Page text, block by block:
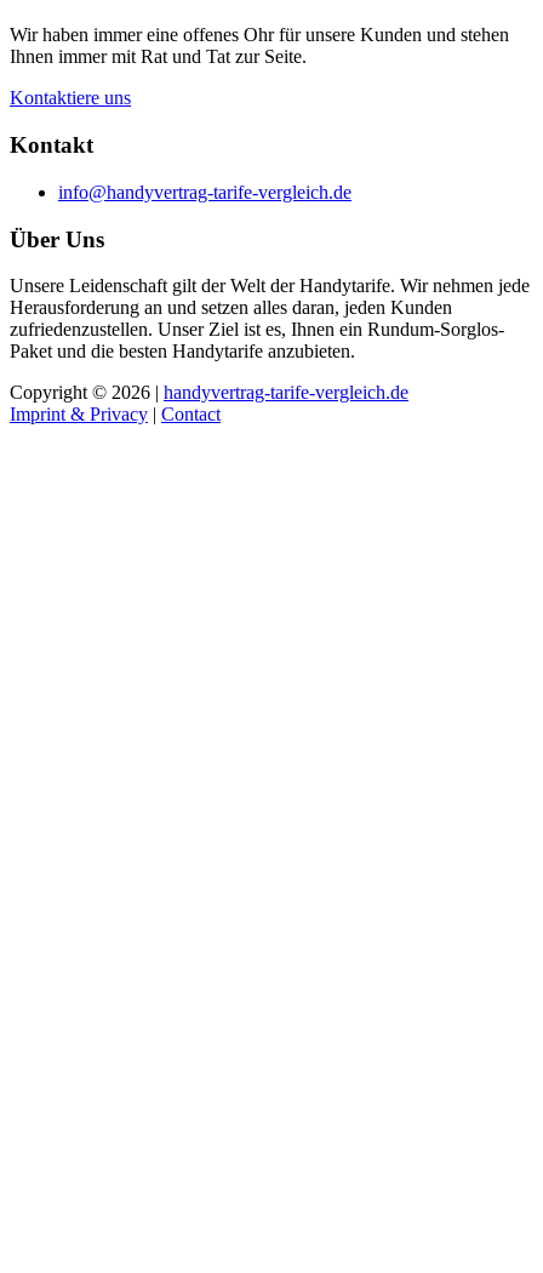
Wir haben immer eine offenes Ohr für unsere Kunden und stehen
Ihnen immer mit Rat und Tat zur Seite.
Kontaktiere uns
Kontakt
info@handyvertrag-tarife-vergleich.de
Über Uns
Unsere Leidenschaft gilt der Welt der Handytarife. Wir nehmen jede
Herausforderung an und setzen alles daran, jeden Kunden
zufriedenzustellen. Unser Ziel ist es, Ihnen ein Rundum-Sorglos-
Paket und die besten Handytarife anzubieten.
Copyright © 2026 | handyvertrag-tarife-vergleich.de
Imprint & Privacy | Contact